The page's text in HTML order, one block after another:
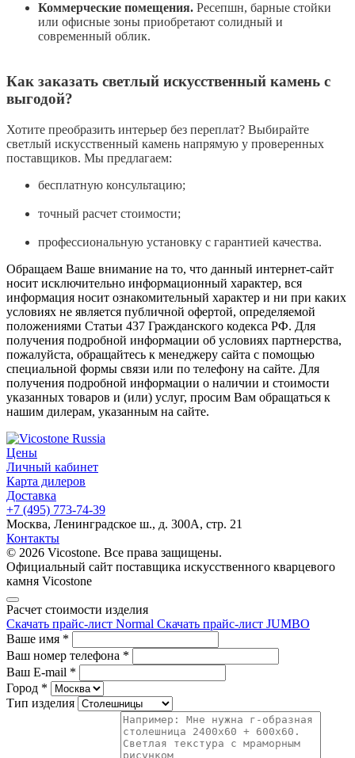
Коммерческие помещения. Ресепшн, барные стойки
или офисные зоны приобретают солидный и
современный облик.
Как заказать светлый искусственный камень с
выгодой?
Хотите преобразить интерьер без переплат? Выбирайте
светлый искусственный камень напрямую у проверенных
поставщиков. Мы предлагаем:
бесплатную консультацию;
точный расчет стоимости;
профессиональную установку с гарантией качества.
Обращаем Ваше внимание на то, что данный интернет-сайт
носит исключительно информационный характер, вся
информация носит ознакомительный характер и ни при каких
условиях не является публичной офертой, определяемой
положениями Статьи 437 Гражданского кодекса РФ. Для
получения подробной информации об условиях партнерства,
пожалуйста, обращайтесь к менеджеру сайта с помощью
специальной формы связи или по телефону на сайте. Для
получения подробной информации о наличии и стоимости
указанных товаров и (или) услуг, просим Вам обращаться к
нашим дилерам, указанным на сайте.
Цены
Личный кабинет
Карта дилеров
Доставка
+7 (495) 773-74-39
Москва, Ленинградское ш., д. 300А, стр. 21
Контакты
© 2026 Vicostone. Все права защищены.
Официальный сайт поставщика искусственного кварцевого
камня Vicostone
Расчет стоимости изделия
Скачать прайс-лист Normal Скачать прайс-лист JUMBO
Ваше имя *
Ваш номер телефона *
Ваш E-mail *
Город *
Тип изделия